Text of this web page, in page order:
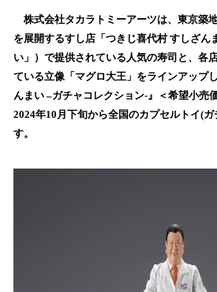
！
数
を
読
込
み
中
す
株式会社タカラトミーアーツは、東京築
を展開するすし店「つきじ喜代村 すしざん
い」）で提供されている人気の寿司と、各
ている立像「マグロ大王」をラインアップ
んまい –ガチャコレクション-』＜希望小売
2024年10月下旬から全国のカプセルトイ(
す。